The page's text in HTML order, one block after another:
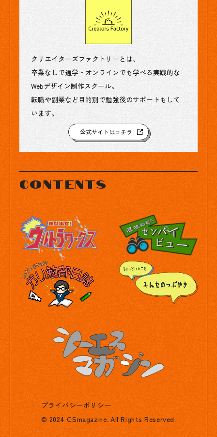
クリエイターズファクトリーとは、
卒業なしで通学・オンラインでも学べる実践的な
Webデザイン制作スクール。
転職や副業など目的別で勉強後のサポートもして
います。
公式サイトはコチラ
contents
プライバシーポリシー
© 2024 CSmagazine. All Rights Reserved.